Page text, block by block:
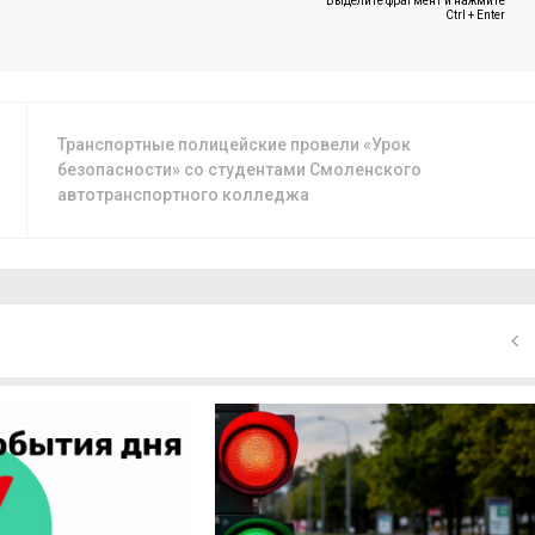
Ctrl + Enter
Транспортные полицейские провели «Урок
безопасности» со студентами Смоленского
автотранспортного колледжа